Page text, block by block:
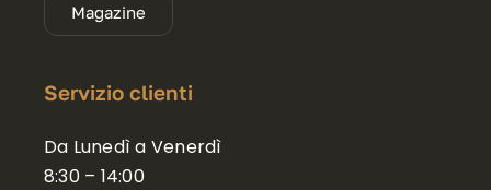
Magazine
Servizio clienti
Da Lunedì a Venerdì
8:30 – 14:00